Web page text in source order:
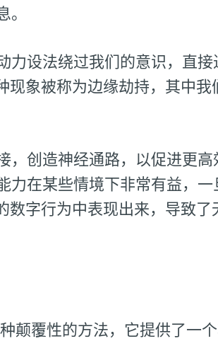
力设法绕过我们的意识，直
现象被称为边缘劫持，其中我
，创造神经通路，以促进更
力在某些情境下非常有益，
数字行为中表现出来，导致了
颠覆性的方法，它提供了一